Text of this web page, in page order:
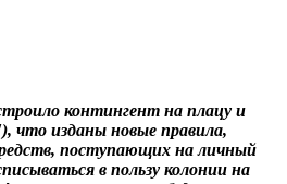
контингент на плацу и
что изданы новые правила,
поступающих на личный
в пользу колонии на